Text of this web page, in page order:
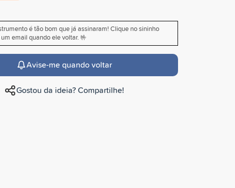
é tão bom que já assinaram! Clique no sininho
email quando ele voltar. 🤟
Avise-me quando voltar
Gostou da ideia? Compartilhe!